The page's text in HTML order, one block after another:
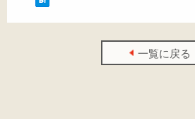
一覧に戻る